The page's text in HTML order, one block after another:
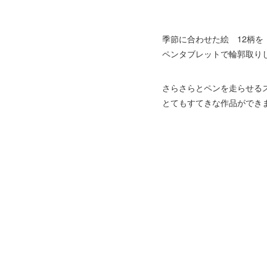
季節に合わせた絵 12柄を
ペンタブレットで輪郭取り
さらさらとペンを走らせる
とてもすてきな作品ができ